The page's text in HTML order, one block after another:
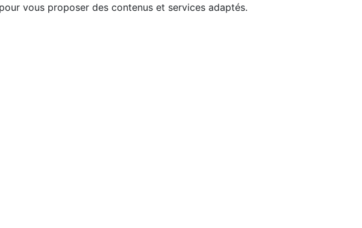
vous proposer des contenus et services adaptés.